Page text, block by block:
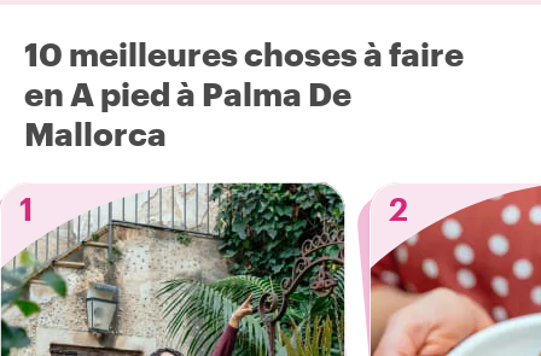
10 meilleures choses à faire
en A pied à Palma De
Mallorca
1
2